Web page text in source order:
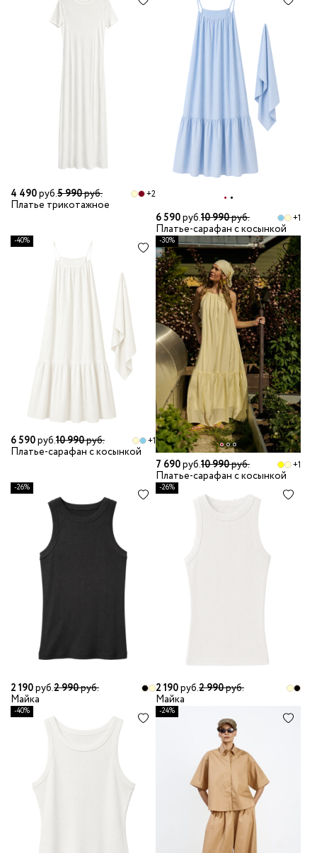
4 490руб.5 990руб.
Платье трикотажное
+2
6 590руб.10 990руб.
Платье-сарафан с косынкой
+1
-40%
6 590руб.10 990руб.
Платье-сарафан с косынкой
+1
-30%
7 690руб.10 990руб.
Платье-сарафан с косынкой
+1
-26%
2 190руб.2 990руб.
Майка
-26%
2 190руб.2 990руб.
Майка
-40% -24%